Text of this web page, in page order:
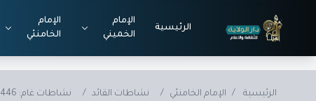
الرئيسية
الإمام
الخميني
الإمام
الخامنئي
الرئيسية / الإمام الخامنئي / نشاطات القائد / نشاطات غام: 1446